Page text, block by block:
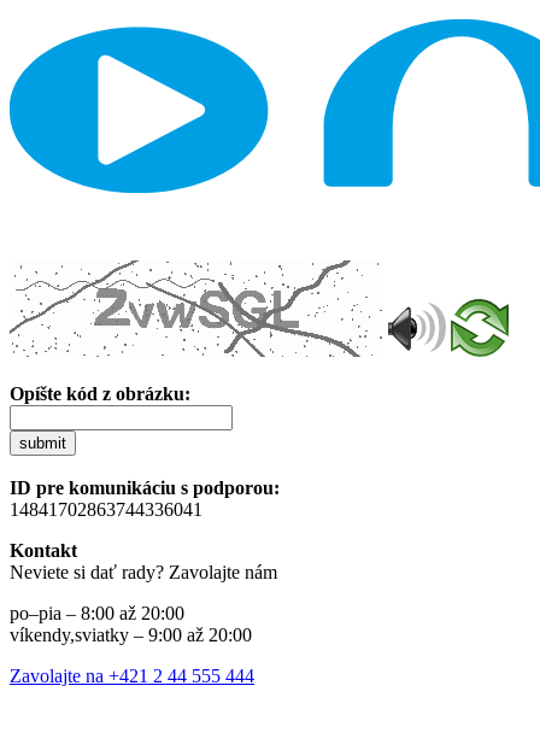
Opíšte kód z obrázku:
submit
ID pre komunikáciu s podporou:
14841702863744336041
Kontakt
Neviete si dať rady? Zavolajte nám
po–pia – 8:00 až 20:00
víkendy,sviatky – 9:00 až 20:00
Zavolajte na +421 2 44 555 444